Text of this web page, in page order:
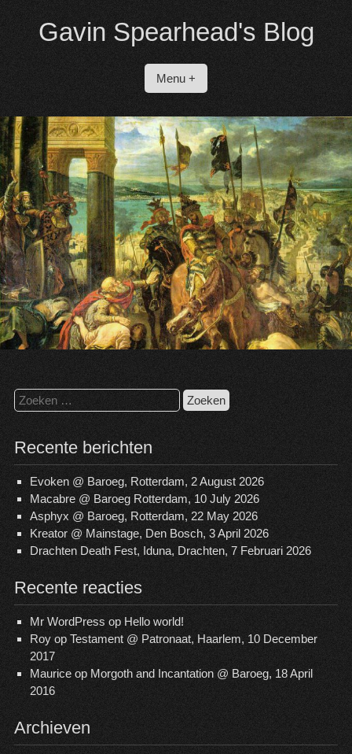
inhoud
Gavin Spearhead's Blog
Menu +
Zoeken
naar:
Recente berichten
Evoken @ Baroeg, Rotterdam, 2 August 2026
Macabre @ Baroeg Rotterdam, 10 July 2026
Asphyx @ Baroeg, Rotterdam, 22 May 2026
Kreator @ Mainstage, Den Bosch, 3 April 2026
Drachten Death Fest, Iduna, Drachten, 7 Februari 2026
Recente reacties
Mr WordPress op Hello world!
Royop Testament @ Patronaat, Haarlem, 10 December
2017
Mauriceop Morgoth and Incantation @ Baroeg, 18 April
2016
Archieven